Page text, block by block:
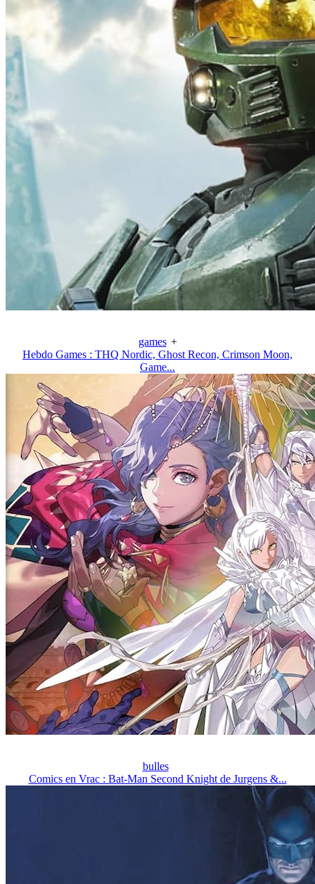
games +
Hebdo Games : THQ Nordic, Ghost Recon, Crimson Moon,
Game...
bulles
Comics en Vrac : Bat-Man Second Knight de Jurgens &...